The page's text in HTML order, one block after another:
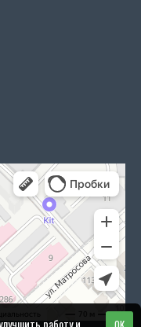
работу и